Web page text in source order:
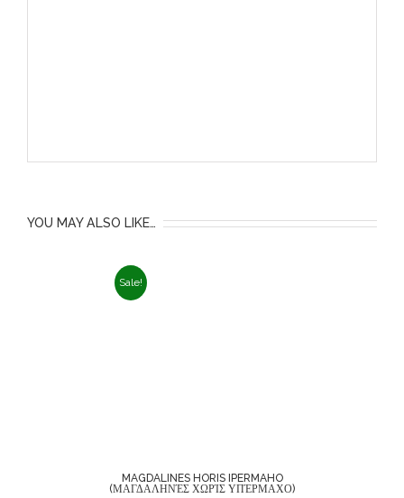
YOU MAY ALSO LIKE…
Sale!
MAGDALINES HORIS IPERMAHO
(ΜΑΓΔΑΛΗΝΈΣ ΧΩΡΊΣ ΥΠΈΡΜΑΧΟ)